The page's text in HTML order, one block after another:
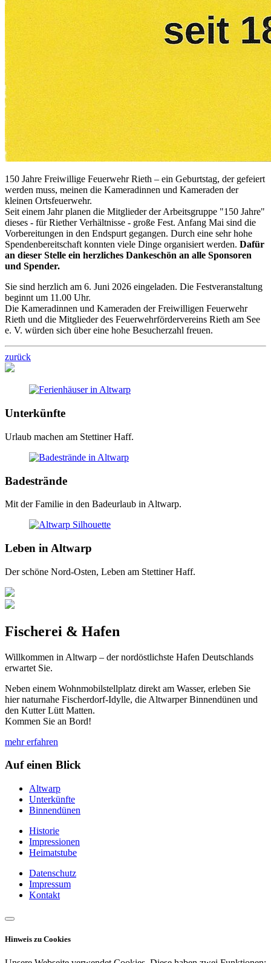
150 Jahre Freiwillige Feuerwehr Rieth – ein Geburtstag, der gefeiert
werden muss, meinen die Kameradinnen und Kameraden der
kleinen Ortsfeuerwehr.
Seit einem Jahr planen die Mitglieder der Arbeitsgruppe "150 Jahre"
dieses - für Riether Verhältnisse - große Fest. Anfang Mai sind die
Vorbereitungen in den Endspurt gegangen. Durch eine sehr hohe
Spendenbereitschaft konnten viele Dinge organisiert werden. Dafür
an dieser Stelle ein herzliches Dankeschön an alle Sponsoren
und Spender.
Sie sind herzlich am 6. Juni 2026 eingeladen. Die Festveranstaltung
beginnt um 11.00 Uhr.
Die Kameradinnen und Kameraden der Freiwilligen Feuerwehr
Rieth und die Mitglieder des Feuerwehrfördervereins Rieth am See
e. V. würden sich über eine hohe Besucherzahl freuen.
zurück
Unterkünfte
Urlaub machen am Stettiner Haff.
Badestrände
Mit der Familie in den Badeurlaub in Altwarp.
Leben in Altwarp
Der schöne Nord-Osten, Leben am Stettiner Haff.
Fischerei & Hafen
Willkommen in Altwarp – der nordöstlichste Hafen Deutschlands
erwartet Sie.
Neben einem Wohnmobilstellplatz direkt am Wasser, erleben Sie
hier naturnahe Fischerdorf-Idylle, die Altwarper Binnendünen und
den Kutter Lütt Matten.
Kommen Sie an Bord!
mehr erfahren
Auf einen Blick
Altwarp
Unterkünfte
Binnendünen
Historie
Impressionen
Heimatstube
Datenschutz
Impressum
Kontakt
Hinweis zu Cookies